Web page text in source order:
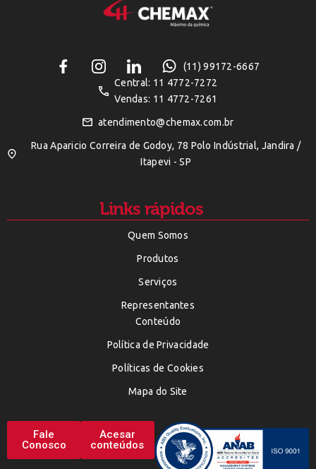
(11) 99172-6667
Central: 11 4772-7272
Vendas: 11 4772-7261
atendimento@chemax.com.br
Rua Aparicio Correira de Godoy, 78 Polo Indústrial, Jandira /
Itapevi - SP
Links rápidos
Quem Somos
Produtos
Serviços
Representantes
Conteúdo
Política de Privacidade
Políticas de Cookies
Mapa do Site
Fale
Conosco
Acesar
conteúdos